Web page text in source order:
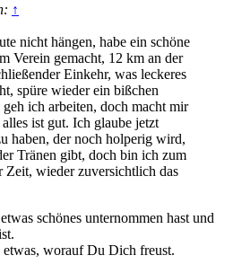
↑
nicht hängen, habe ein schöne
Verein gemacht, 12 km an der
Einkehr, was leckeres
spüre wieder ein bißchen
ich arbeiten, doch macht mir
ist gut. Ich glaube jetzt
haben, der noch holperig wird,
Tränen gibt, doch bin ich zum
Zeit, wieder zuversichtlich das
schönes unternommen hast und
worauf Du Dich freust.